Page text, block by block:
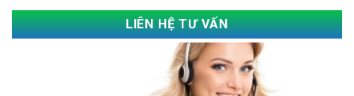
LIÊN HỆ TƯ VẤN